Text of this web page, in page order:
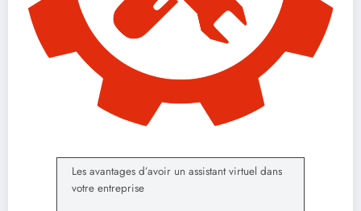
Les avantages d’avoir un assistant virtuel dans
votre entreprise